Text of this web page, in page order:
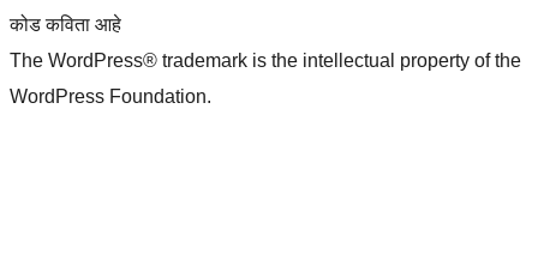
कोड कविता आहे
The WordPress® trademark is the intellectual property of the
WordPress Foundation.